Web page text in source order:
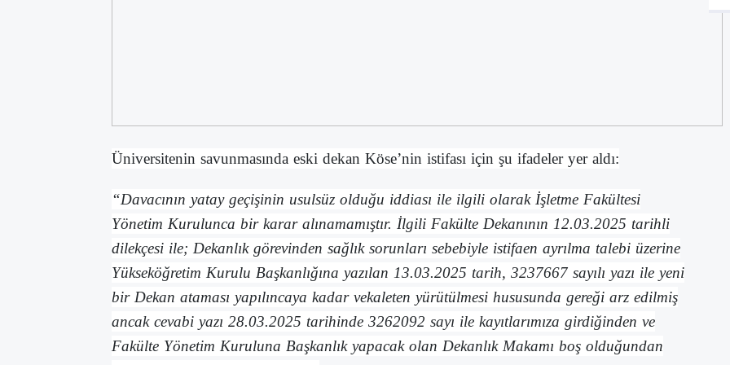
Üniversitenin savunmasında eski dekan Köse’nin istifası için şu ifadeler yer aldı:
“Davacının yatay geçişinin usulsüz olduğu iddiası ile ilgili olarak İşletme Fakültesi
Yönetim Kurulunca bir karar alınamamıştır. İlgili Fakülte Dekanının 12.03.2025 tarihli
dilekçesi ile; Dekanlık görevinden sağlık sorunları sebebiyle istifaen ayrılma talebi üzerine
Yükseköğretim Kurulu Başkanlığına yazılan 13.03.2025 tarih, 3237667 sayılı yazı ile yeni
bir Dekan ataması yapılıncaya kadar vekaleten yürütülmesi hususunda gereği arz edilmiş
ancak cevabi yazı 28.03.2025 tarihinde 3262092 sayı ile kayıtlarımıza girdiğinden ve
Fakülte Yönetim Kuruluna Başkanlık yapacak olan Dekanlık Makamı boş olduğundan